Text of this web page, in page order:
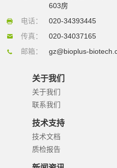
603房
电话：
020-34393445
传真：
020-34037165
邮箱：
gz@bioplus-
关于我们
关于我们
联系我们
技术支持
技术文档
质检报告